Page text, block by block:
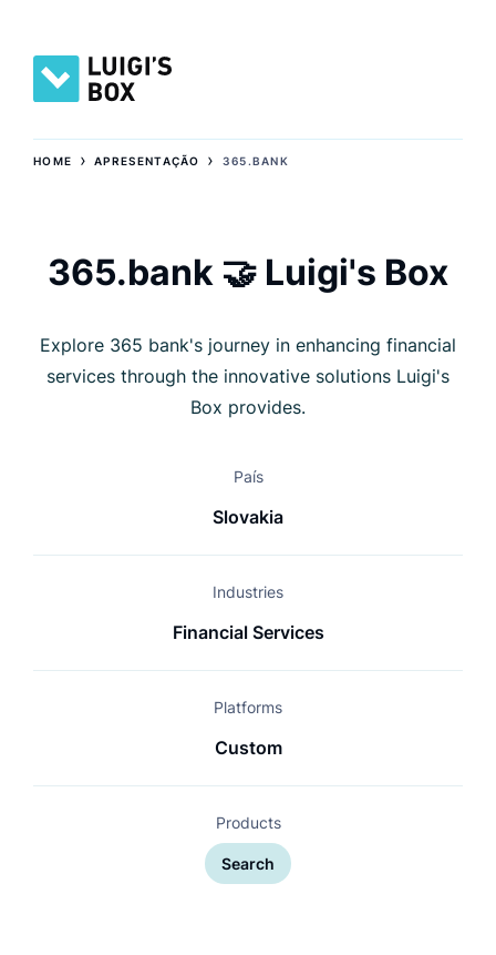
HOME ›APRESENTAÇÃO › 365.BANK
365.bank 🤝 Luigi's Box
Explore 365 bank's journey in enhancing financial
services through the innovative solutions Luigi's
Box provides.
País
Slovakia
Industries
Financial Services
Platforms
Custom
Products
Search